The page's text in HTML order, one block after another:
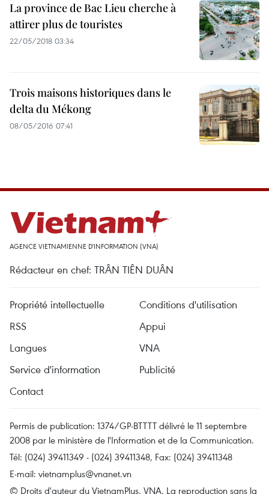
La province de Bac Lieu cherche à
attirer plus de touristes
22/05/2018 03:34
Trois maisons historiques dans le
delta du Mékong
08/05/2016 07:41
AGENCE VIETNAMIENNE D'INFORMATION (VNA)
Rédacteur en chef: TRÂN TIÊN DUÂN
Propriété intellectuelle
Conditions d'utilisation
RSS
Appui
Langues
VNA
Service d'information
Publicité
Contact
Permis de publication: 1374/GP-BTTTT délivré le 11 septembre
2008 par le ministère de l'Information et de la Communication.
Tél: (024) 39411349 - (024) 39411348, Fax: (024) 39411348
E-mail: vietnamplus@vnanet.vn
© Droits d'auteur du VietnamPlus, VNA. La reproduction sans la